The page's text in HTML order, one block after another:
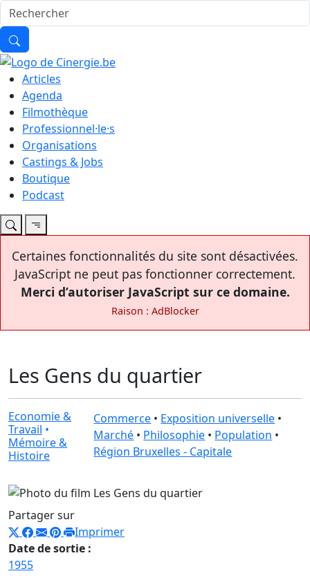
Articles
Agenda
Filmothèque
Professionnel·le·s
Organisations
Castings & Jobs
Boutique
Podcast
Certaines fonctionnalités du site sont désactivées.
JavaScript ne peut pas fonctionner correctement.
Merci d’autoriser JavaScript sur ce domaine.
Raison : AdBlocker
Les Gens du quartier
Economie &
Travail •
Mémoire &
Histoire
Commerce • Exposition universelle •
Marché • Philosophie • Population •
Région Bruxelles - Capitale
Partager sur
Imprimer
Date de sortie :
1955